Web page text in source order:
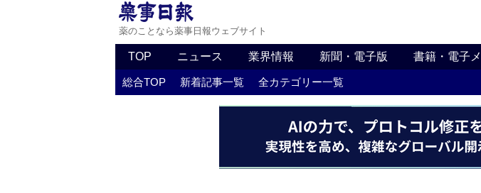
薬のことなら薬事日報ウェブサイト
TOP ニュース 業界情報 新聞・電子版 書籍・電子
総合TOP 新着記事一覧 全カテゴリー一覧